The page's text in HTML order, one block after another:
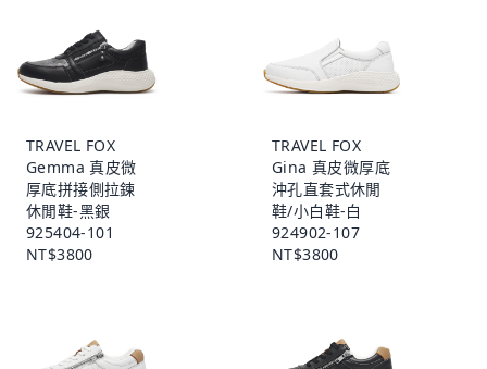
TRAVEL FOX
Gemma 真皮微
厚底拼接側拉鍊
休閒鞋-黑銀
925404-101
NT$3800
TRAVEL FOX
Gina 真皮微厚底
沖孔直套式休閒
鞋/小白鞋-白
924902-107
NT$3800